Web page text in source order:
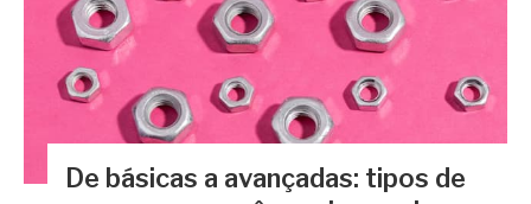
De básicas a avançadas: tipos de